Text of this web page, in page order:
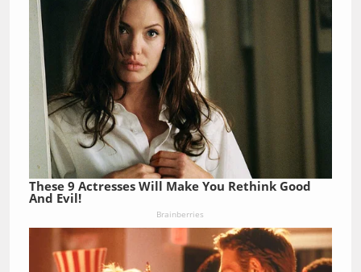
These 9 Actresses Will Make You Rethink Good
And Evil!
Brainberries